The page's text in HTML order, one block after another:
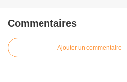
Commentaires
Ajouter un commentaire